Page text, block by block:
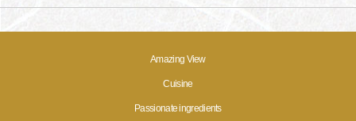
Amazing View
Cuisine
Passionate ingredients